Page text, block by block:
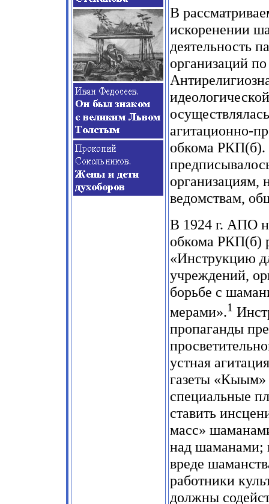
В
искоренении
деятельность
организаций
агитационно-
обкома РКП(б).
организациям,
ведомствам,
В 1924 г. АПО
обкома РКП(б)
«Инструкцию
учреждений,
борьбе с
мерами».1
пропаганды
устная
газеты «Кыым»
специальные
ставить
масс»
над шаманами;
вреде
работники
должны